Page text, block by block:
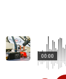
00:00